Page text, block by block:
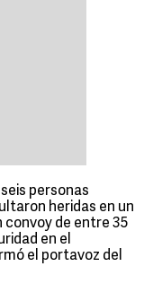
personas
heridas en un
de entre 35
en el
el portavoz del